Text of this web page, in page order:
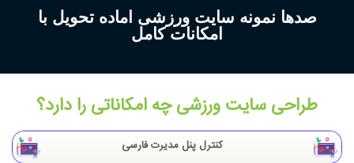
صدها نمونه سایت ورزشی اماده تحویل با
امکانات کامل
طراحی سایت ورزشی چه امکاناتی را دارد؟
کنترل پنل مدیرت فارسی